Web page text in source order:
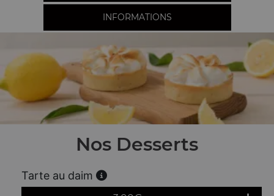
INFORMATIONS
Nos Desserts
Tarte au daim